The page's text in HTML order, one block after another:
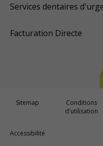
Services dentaires
Facturation Directe
Sitemap
Conditions
d'utilisation
Accessibilité